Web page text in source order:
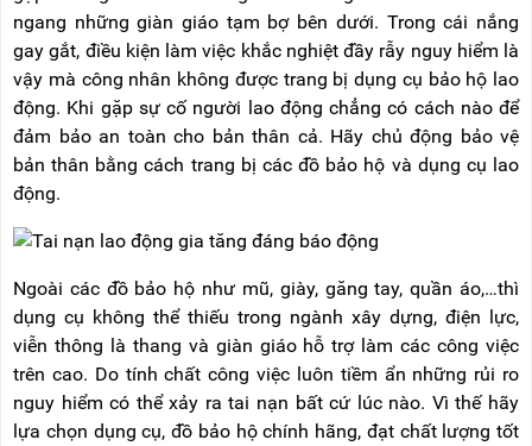
HÀNH
LIÊN
HỆ
THANG
RẢNH
TAY
XE
ĐẨY
HÀNG
BỘ
HIỂM
TỰ
ĐỘNG
XE
NÂNG
TAY
ngang những giàn giáo tạm bợ bên dưới. Trong cái nắng
gay gắt, điều kiện làm việc khắc nghiệt đầy rẫy nguy hiểm là
vậy mà công nhân không được trang bị dụng cụ bảo hộ lao
động. Khi gặp sự cố người lao động chẳng có cách nào để
đảm bảo an toàn cho bản thân cả. Hãy chủ động bảo vệ
bản thân bằng cách trang bị các đồ bảo hộ và dụng cụ lao
động.
Ngoài các đồ bảo hộ như mũ, giày, găng tay, quần áo,…thì
dụng cụ không thể thiếu trong ngành xây dựng, điện lực,
viễn thông là thang và giàn giáo hỗ trợ làm các công việc
trên cao. Do tính chất công việc luôn tiềm ẩn những rủi ro
nguy hiểm có thể xảy ra tai nạn bất cứ lúc nào. Vì thế hãy
lựa chọn dụng cụ, đồ bảo hộ chính hãng, đạt chất lượng tốt